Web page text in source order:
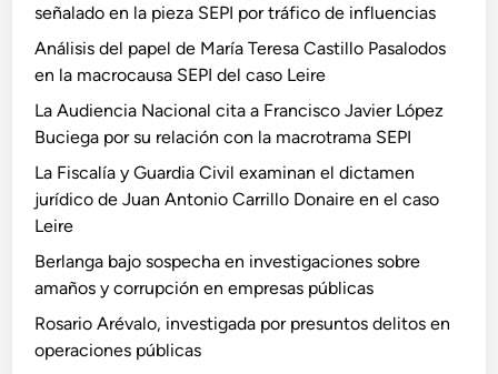
señalado en la pieza SEPI por tráfico de influencias
Análisis del papel de María Teresa Castillo Pasalodos
en la macrocausa SEPI del caso Leire
La Audiencia Nacional cita a Francisco Javier López
Buciega por su relación con la macrotrama SEPI
La Fiscalía y Guardia Civil examinan el dictamen
jurídico de Juan Antonio Carrillo Donaire en el caso
Leire
Berlanga bajo sospecha en investigaciones sobre
amaños y corrupción en empresas públicas
Rosario Arévalo, investigada por presuntos delitos en
operaciones públicas